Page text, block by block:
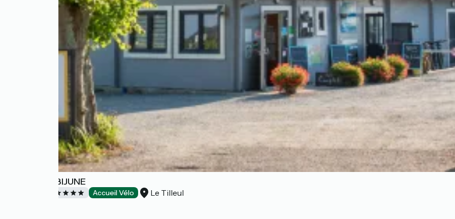
Camping ABIJUNE
Accueil Vélo Le Tilleul